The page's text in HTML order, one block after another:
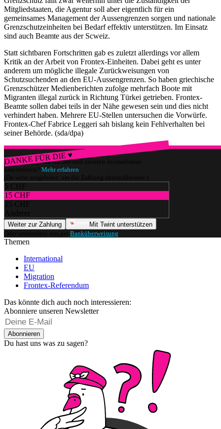
Mitgliedstaaten, die Agentur soll aber eigentlich für ein
gemeinsames Management der Aussengrenzen sorgen und nationale
Grenzschutzeinheiten bei Bedarf effektiv unterstützen. Im Einsatz
sind auch Beamte aus der Scweiz.
Statt sichtbaren Fortschritten gab es zuletzt allerdings vor allem
Kritik an der Arbeit von Frontex-Einheiten. Dabei geht es unter
anderem um mögliche illegale Zurückweisungen von
Schutzsuchenden an den EU-Aussengrenzen. So haben griechische
Grenzschützer Medienberichten zufolge mehrfach Boote mit
Migranten illegal zurück in Richtung Türkei getrieben. Frontex-
Beamte sollen dabei teils in der Nähe gewesen sein und dies nicht
verhindert haben. Mehrere EU-Stellen untersuchen die Vorwürfe.
Frontex-Chef Fabrice Leggeri sah bislang kein Fehlverhalten bei
seiner Behörde. (sda/dpa)
DANKE FÜR DIE ♥
Würdest du gerne watson und unseren Journalismus
unterstützen? Mehr erfahren
(Du wirst umgeleitet, um die Zahlung abzuschliessen.)
5 CHF
15 CHF
25 CHF
Anderer
Weiter zur Zahlung
Mit Twint unterstützen
Oder unterstütze uns per Banküberweisung
Themen
International
EU
Migration
Frontex-Referendum
Das könnte dich auch noch interessieren:
Abonniere unseren Newsletter
Abonnieren
Du hast uns was zu sagen?